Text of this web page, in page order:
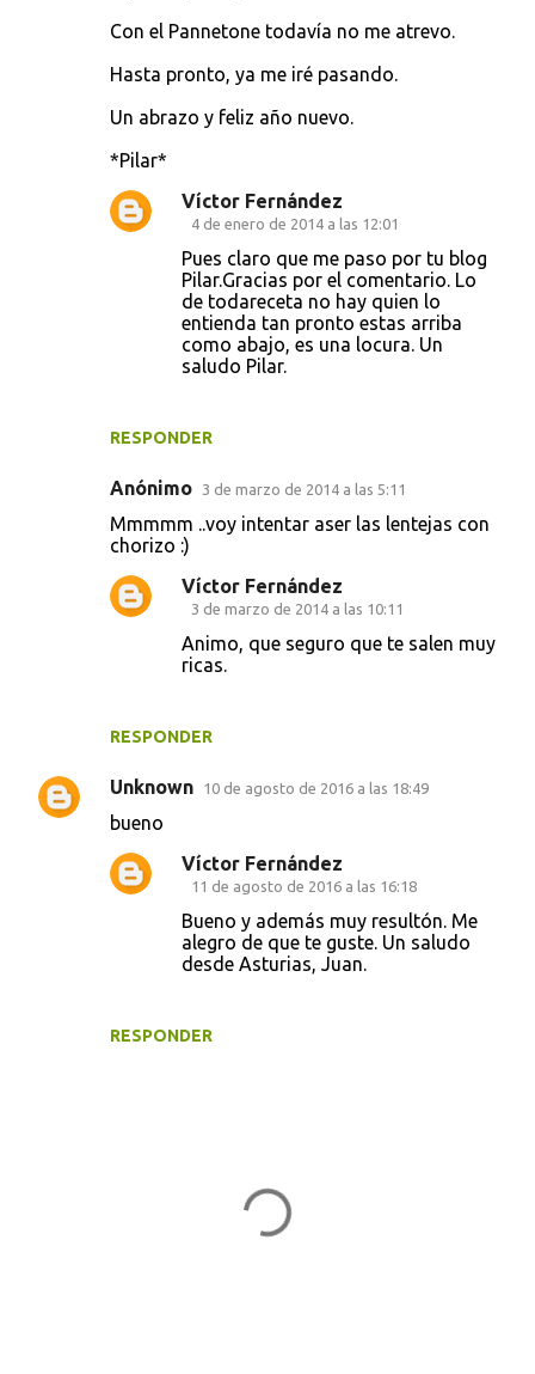
Con el Pannetone todavía no me atrevo.
Hasta pronto, ya me iré pasando.
Un abrazo y feliz año nuevo.
*Pilar*
RESPONDER
Víctor Fernández
4 de enero de 2014 a las 12:01
Pues claro que me paso por tu blog
Pilar.Gracias por el comentario. Lo
de todareceta no hay quien lo
entienda tan pronto estas arriba
como abajo, es una locura. Un
saludo Pilar.
Anónimo 3 de marzo de 2014 a las 5:11
Mmmmm ..voy intentar aser las lentejas con
chorizo :)
RESPONDER
Víctor Fernández
3 de marzo de 2014 a las 10:11
Animo, que seguro que te salen muy
ricas.
Unknown 10 de agosto de 2016 a las 18:49
bueno
RESPONDER
Víctor Fernández
11 de agosto de 2016 a las 16:18
Bueno y además muy resultón. Me
alegro de que te guste. Un saludo
desde Asturias, Juan.